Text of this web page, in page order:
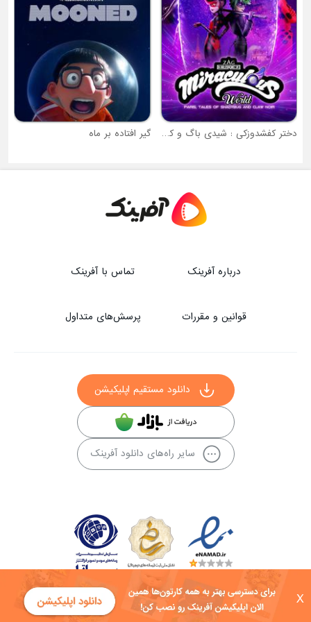
X
گیر افتاده بر ماه
درباره آفرینک تماس با آفرینک
قوانین و مقررات پرسش‌های متداول
دانلود مستقیم اپلیکیشن
سایر راه‌های دانلود آفرینک
کلیه حقوق این سایت به شرکت توسعه فناوی هفت آسمان توکان تعلق دارد و